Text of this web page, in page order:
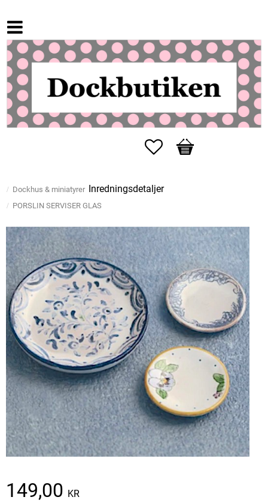
Favoriter
Kundvagn
Dockhus & miniatyrer Inredningsdetaljer
PORSLIN SERVISER GLAS
149,00 KR